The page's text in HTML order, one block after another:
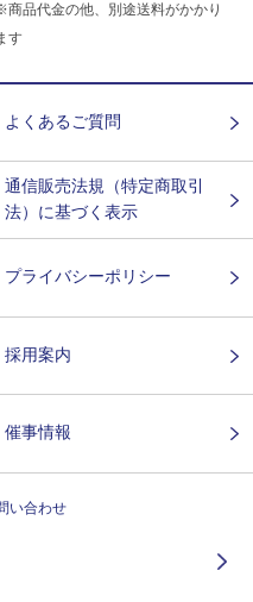
商品代金の他、別途送料がかかり
す
よくあるご質問
通信販売法規（特定商取引
法）に基づく表示
プライバシーポリシー
採用案内
催事情報
い合わせ